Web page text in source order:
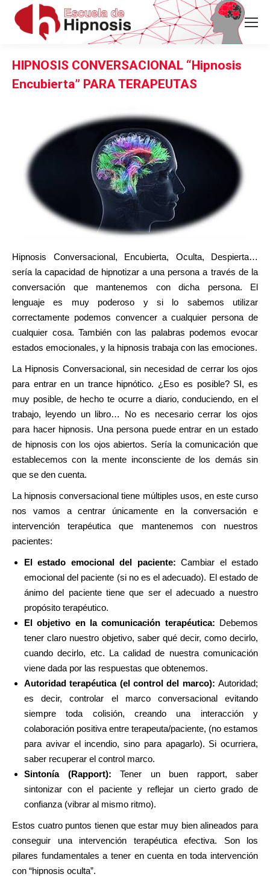
HIPNOSIS CONVERSACIONAL “Hipnosis
Encubierta” PARA TERAPEUTAS
Hipnosis Conversacional, Encubierta, Oculta, Despierta…
sería la capacidad de hipnotizar a una persona a través de la
conversación que mantenemos con dicha persona. El
lenguaje es muy poderoso y si lo sabemos utilizar
correctamente podemos convencer a cualquier persona de
cualquier cosa. También con las palabras podemos evocar
estados emocionales, y la hipnosis trabaja con las emociones.
La Hipnosis Conversacional, sin necesidad de cerrar los ojos
para entrar en un trance hipnótico. ¿Eso es posible? SI, es
muy posible, de hecho te ocurre a diario, conduciendo, en el
trabajo, leyendo un libro… No es necesario cerrar los ojos
para hacer hipnosis. Una persona puede entrar en un estado
de hipnosis con los ojos abiertos. Sería la comunicación que
establecemos con la mente inconsciente de los demás sin
que se den cuenta.
La hipnosis conversacional tiene múltiples usos, en este curso
nos vamos a centrar únicamente en la conversación e
intervención terapéutica que mantenemos con nuestros
pacientes:
El estado emocional del paciente: Cambiar el estado
emocional del paciente (si no es el adecuado). El estado de
ánimo del paciente tiene que ser el adecuado a nuestro
propósito terapéutico.
El objetivo en la comunicación terapéutica: Debemos
tener claro nuestro objetivo, saber qué decir, como decirlo,
cuando decirlo, etc. La calidad de nuestra comunicación
viene dada por las respuestas que obtenemos.
Autoridad terapéutica (el control del marco): Autoridad;
es decir, controlar el marco conversacional evitando
siempre toda colisión, creando una interacción y
colaboración positiva entre terapeuta/paciente, (no estamos
para avivar el incendio, sino para apagarlo). Si ocurriera,
saber recuperar el control marco.
Sintonía (Rapport): Tener un buen rapport, saber
sintonizar con el paciente y reflejar un cierto grado de
confianza (vibrar al mismo ritmo).
Estos cuatro puntos tienen que estar muy bien alineados para
conseguir una intervención terapéutica efectiva. Son los
pilares fundamentales a tener en cuenta en toda intervención
con “hipnosis oculta”.